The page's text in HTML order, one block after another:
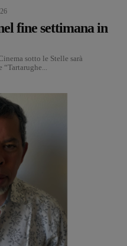
fine settimana in
sotto le Stelle sarà